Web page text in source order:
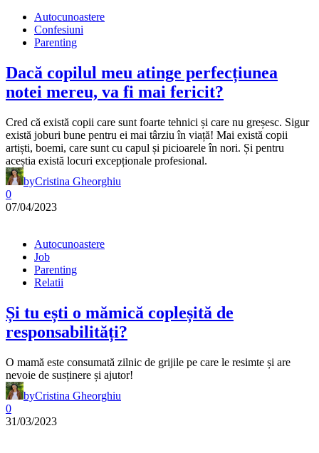
Autocunoastere
Confesiuni
Parenting
Dacă copilul meu atinge perfecțiunea
notei mereu, va fi mai fericit?
Cred că există copii care sunt foarte tehnici și care nu greșesc. Sigur
există joburi bune pentru ei mai târziu în viață! Mai există copii
artiști, boemi, care sunt cu capul și picioarele în nori. Și pentru
aceștia există locuri excepționale profesional.
byCristina Gheorghiu
0
07/04/2023
Autocunoastere
Job
Parenting
Relatii
Și tu ești o mămică copleșită de
responsabilități?
O mamă este consumată zilnic de grijile pe care le resimte și are
nevoie de susținere și ajutor!
byCristina Gheorghiu
0
31/03/2023